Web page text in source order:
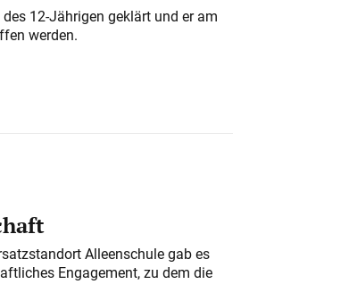
12-Jährigen geklärt und er am
werden.
Alleenschule gab es
Engagement, zu dem die